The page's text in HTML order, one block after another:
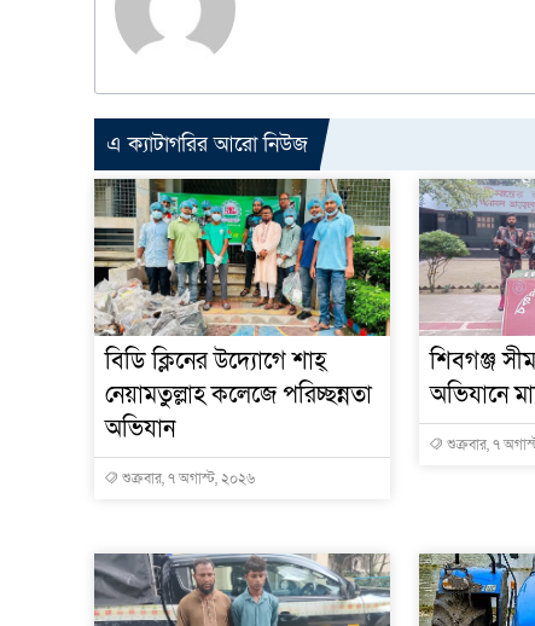
এ ক্যাটাগরির আরো নিউজ
বিডি ক্লিনের উদ্যোগে শাহ্
নেয়ামতুল্লাহ কলেজে পরিচ্ছন্নতা
অভিযান
শুক্রবার, ৭ অগাস্ট, ২০২৬
শিবগঞ্জ
অভিযানে
শুক্রবার, ৭